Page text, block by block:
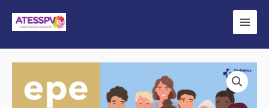
de
examen